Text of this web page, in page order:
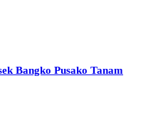
Bangko Pusako Tanam